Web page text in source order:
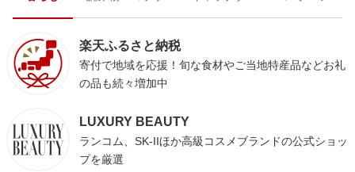
楽天ふるさと納税
寄付で地域を応援！旬な食材やご当地特産品などお礼
の品も続々増加中
LUXURY BEAUTY
ランコム、SK-IIほか高級コスメブランドの公式ショッ
プを厳選